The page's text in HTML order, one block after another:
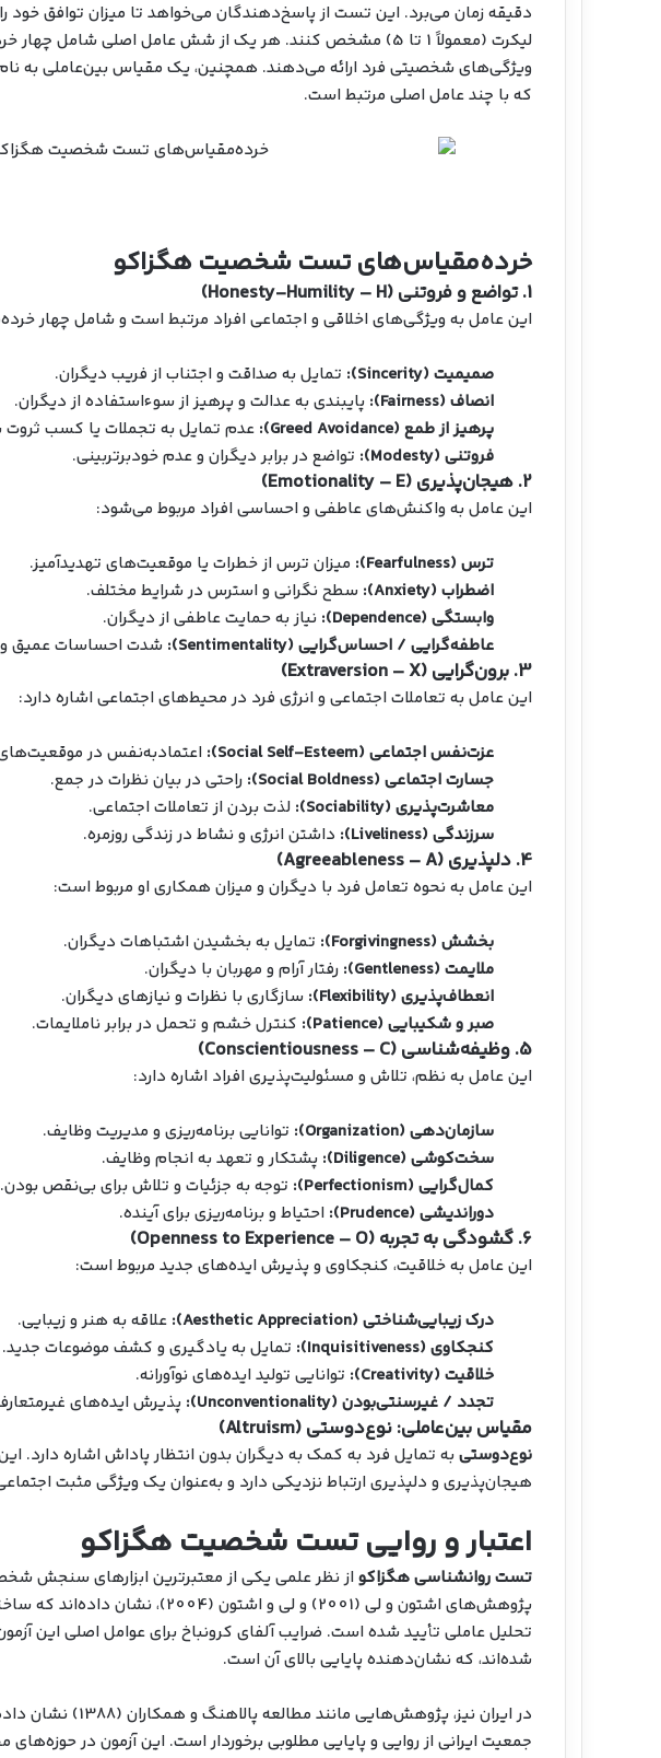
دقیقه زمان می‌برد. این تست از پاسخ‌دهندگان می‌خواهد تا میزان توافق خود
لیکرت (معمولاً 1 تا 5) مشخص کنند. هر یک از شش عامل اصلی شامل
ویژگی‌های شخصیتی فرد ارائه می‌دهند. همچنین، یک مقیاس بین‌عاملی به
که با چند عامل اصلی مرتبط است.
خرده‌مقیاس‌های تست شخصیت هگزاکو
1. تواضع و فروتنی (Honesty-Humility – H)
این عامل به ویژگی‌های اخلاقی و اجتماعی افراد مرتبط است و شامل چهار
صمیمیت (Sincerity):
تمایل به صداقت و اجتناب از فریب دیگران.
انصاف (Fairness):
پایبندی به عدالت و پرهیز از سوءاستفاده از دیگران.
پرهیز از طمع (Greed Avoidance):
عدم تمایل به تجملات یا کسب
فروتنی (Modesty):
تواضع در برابر دیگران و عدم خودبرتربینی.
2. هیجان‌پذیری (Emotionality – E)
این عامل به واکنش‌های عاطفی و احساسی افراد مربوط می‌شود:
ترس (Fearfulness):
میزان ترس از خطرات یا موقعیت‌های تهدیدآمیز.
اضطراب (Anxiety):
سطح نگرانی و استرس در شرایط مختلف.
وابستگی (Dependence):
نیاز به حمایت عاطفی از دیگران.
عاطفه‌گرایی / احساس‌گرایی (Sentimentality):
شدت احساسات عمیق و
3. برون‌گرایی (Extraversion – X)
این عامل به تعاملات اجتماعی و انرژی فرد در محیط‌های اجتماعی اشاره دارد:
عزت‌نفس اجتماعی (Social Self-Esteem):
اعتمادبه‌نفس در
جسارت اجتماعی (Social Boldness):
راحتی در بیان نظرات در جمع.
معاشرت‌پذیری (Sociability):
لذت بردن از تعاملات اجتماعی.
سرزندگی (Liveliness):
داشتن انرژی و نشاط در زندگی روزمره.
4. دلپذیری (Agreeableness – A)
این عامل به نحوه تعامل فرد با دیگران و میزان همکاری او مربوط است:
بخشش (Forgivingness):
تمایل به بخشیدن اشتباهات دیگران.
ملایمت (Gentleness):
رفتار آرام و مهربان با دیگران.
انعطاف‌پذیری (Flexibility):
سازگاری با نظرات و نیازهای دیگران.
صبر و شکیبایی (Patience):
کنترل خشم و تحمل در برابر ناملایمات.
5. وظیفه‌شناسی (Conscientiousness – C)
این عامل به نظم، تلاش و مسئولیت‌پذیری افراد اشاره دارد:
سازمان‌دهی (Organization):
توانایی برنامه‌ریزی و مدیریت وظایف.
سخت‌کوشی (Diligence):
پشتکار و تعهد به انجام وظایف.
کمال‌گرایی (Perfectionism):
توجه به جزئیات و تلاش برای بی‌نقص بودن.
دوراندیشی (Prudence):
احتیاط و برنامه‌ریزی برای آینده.
6. گشودگی به تجربه (Openness to Experience – O)
این عامل به خلاقیت، کنجکاوی و پذیرش ایده‌های جدید مربوط است:
درک زیبایی‌شناختی (Aesthetic Appreciation):
علاقه به هنر و زیبایی.
کنجکاوی (Inquisitiveness):
تمایل به یادگیری و کشف موضوعات جدید.
خلاقیت (Creativity):
توانایی تولید ایده‌های نوآورانه.
تجدد / غیرسنتی‌بودن (Unconventionality):
پذیرش ایده‌های
مقیاس بین‌عاملی: نوع‌دوستی (Altruism)
نوع‌دوستیبه تمایل فرد به کمک به دیگران بدون انتظار پاداش اشاره دارد.
هیجان‌پذیری و دلپذیری ارتباط نزدیکی دارد و به‌عنوان یک ویژگی مثبت
اعتبار و روایی تست شخصیت هگزاکو
تست روانشناسی هگزاکواز نظر علمی یکی از معتبرترین ابزارهای سنجش
پژوهش‌های اشتون و لی (2001) و لی و
شده‌اند، که نشان‌دهنده پایایی بالای آن است.
در ایران نیز، پژوهش‌هایی مانند مطالعه پالاهنگ و همکاران (1388) نشان داده‌اند که
جمعیت ایرانی از روایی و پایایی مطلوبی برخوردار است. این آزمون در